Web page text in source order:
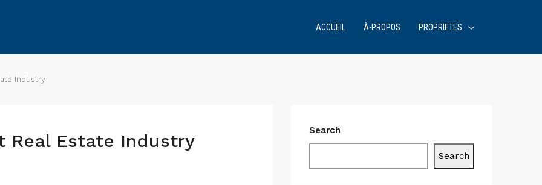
ACCUEIL À-PROPOS PROPRIETES
Industry
Real Estate Industry Search
Search